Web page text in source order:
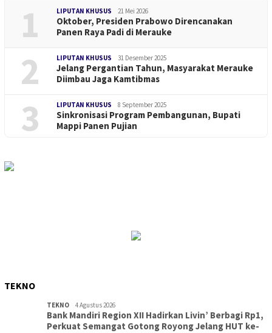
1 LIPUTAN KHUSUS 21 Mei 2026
Oktober, Presiden Prabowo Direncanakan
Panen Raya Padi di Merauke
2 LIPUTAN KHUSUS 31 Desember 2025
Jelang Pergantian Tahun, Masyarakat Merauke
Diimbau Jaga Kamtibmas
3 LIPUTAN KHUSUS 8 September 2025
Sinkronisasi Program Pembangunan, Bupati
Mappi Panen Pujian
TEKNO
TEKNO 4 Agustus 2026
Bank Mandiri Region XII Hadirkan Livin’ Berbagi Rp1,
Perkuat Semangat Gotong Royong Jelang HUT ke-